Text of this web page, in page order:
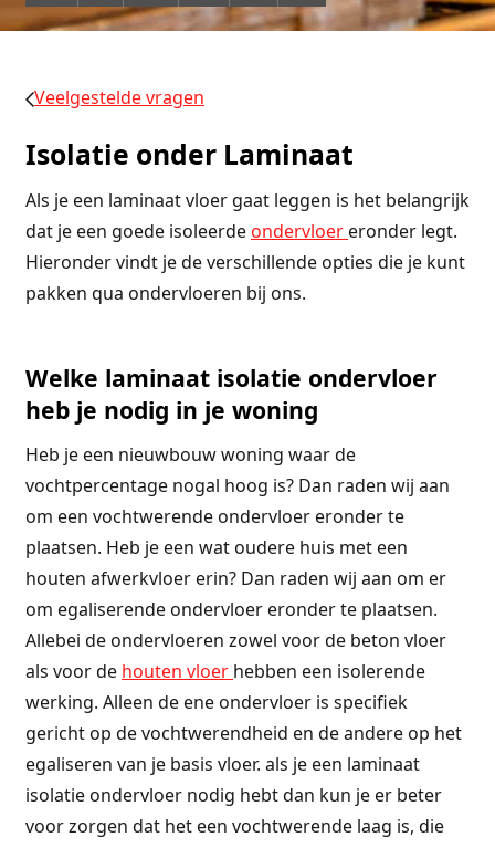
Veelgestelde vragen
Isolatie onder Laminaat
Als je een laminaat vloer gaat leggen is het belangrijk
dat je een goede isoleerde ondervloer eronder legt.
Hieronder vindt je de verschillende opties die je kunt
pakken qua ondervloeren bij ons.
Welke laminaat isolatie ondervloer
heb je nodig in je woning
Heb je een nieuwbouw woning waar de
vochtpercentage nogal hoog is? Dan raden wij aan
om een vochtwerende ondervloer eronder te
plaatsen. Heb je een wat oudere huis met een
houten afwerkvloer erin? Dan raden wij aan om er
om egaliserende ondervloer eronder te plaatsen.
Allebei de ondervloeren zowel voor de beton vloer
als voor de houten vloer hebben een isolerende
werking. Alleen de ene ondervloer is specifiek
gericht op de vochtwerendheid en de andere op het
egaliseren van je basis vloer. als je een laminaat
isolatie ondervloer nodig hebt dan kun je er beter
voor zorgen dat het een vochtwerende laag is, die